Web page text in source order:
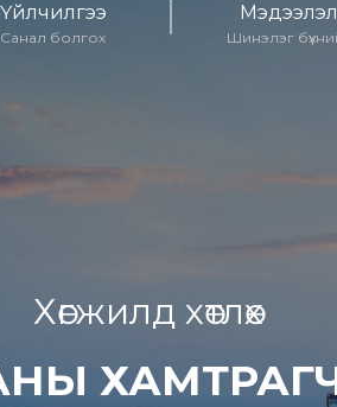
Үйлчилгээ
Санал болгох
Мэдээлэл
Шинэлэг
Хөгжилд хөтлөх